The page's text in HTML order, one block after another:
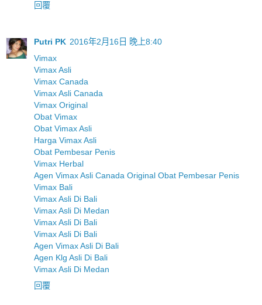
回覆
Putri PK 2016年2月16日 晚上8:40
Vimax
Vimax Asli
Vimax Canada
Vimax Asli Canada
Vimax Original
Obat Vimax
Obat Vimax Asli
Harga Vimax Asli
Obat Pembesar Penis
Vimax Herbal
Agen Vimax Asli Canada Original Obat Pembesar Penis
Vimax Bali
Vimax Asli Di Bali
Vimax Asli Di Medan
Vimax Asli Di Bali
Vimax Asli Di Bali
Agen Vimax Asli Di Bali
Agen Klg Asli Di Bali
Vimax Asli Di Medan
回覆